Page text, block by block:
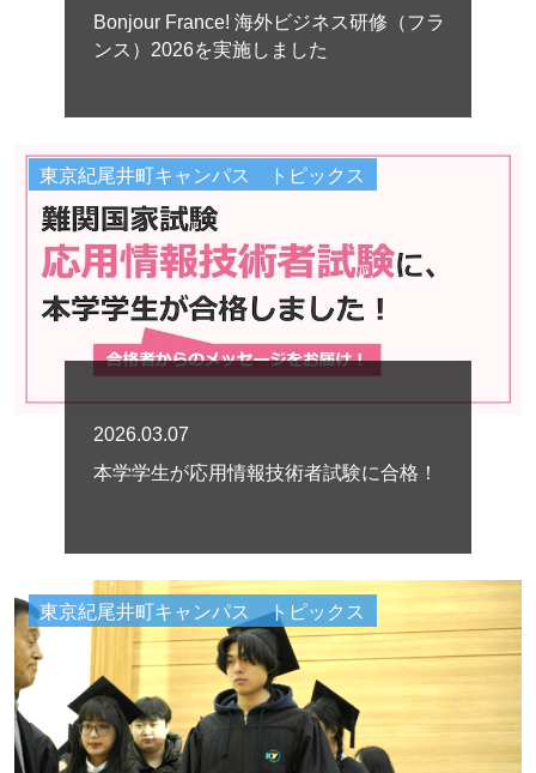
Bonjour France! 海外ビジネス研修（フラ
ンス）2026を実施しました
東京紀尾井町キャンパス トピックス
2026.03.07
本学学生が応用情報技術者試験に合格！
東京紀尾井町キャンパス トピックス